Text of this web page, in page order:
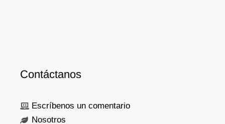
Contáctanos
Escríbenos un comentario
Nosotros